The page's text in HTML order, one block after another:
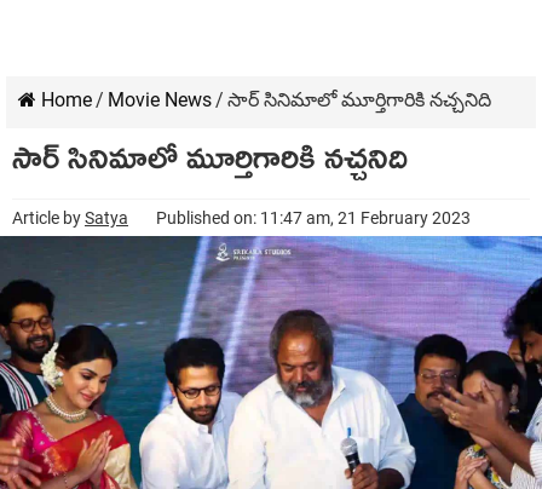
Home/ Movie News/ సార్ సినిమాలో మూర్తిగారికి నచ్చనిది
సార్ సినిమాలో మూర్తిగారికి నచ్చనిది
Article bySatya Published on: 11:47 am, 21 February 2023